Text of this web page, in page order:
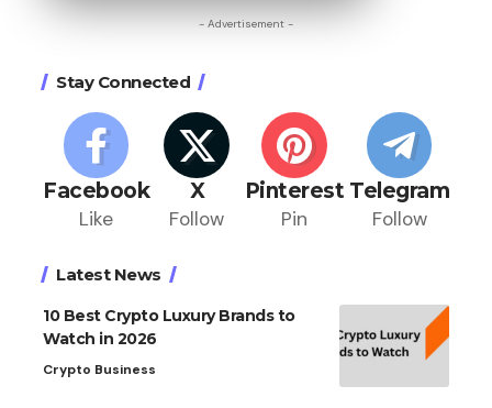
- Advertisement -
Stay Connected
Facebook
Like
X
Follow
Pinterest
Pin
Telegram
Follow
Latest News
10 Best Crypto Luxury Brands to
Watch in 2026
Crypto Business